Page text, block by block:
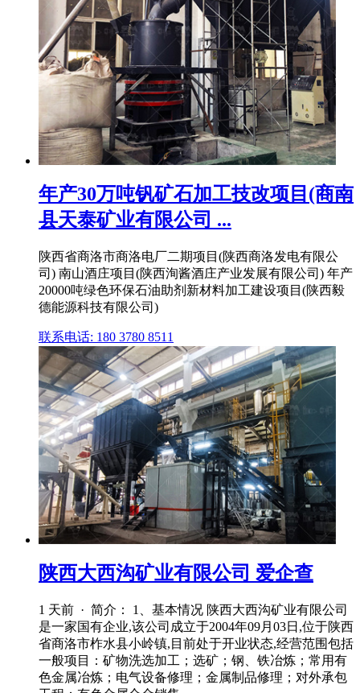
年产30万吨钒矿石加工技改项目(商南
县天泰矿业有限公司 ...
陕西省商洛市商洛电厂二期项目(陕西商洛发电有限公
司) 南山酒庄项目(陕西洵酱酒庄产业发展有限公司) 年产
20000吨绿色环保石油助剂新材料加工建设项目(陕西毅
德能源科技有限公司)
联系电话: 180 3780 8511
陕西大西沟矿业有限公司 爱企查
1 天前 · 简介： 1、基本情况 陕西大西沟矿业有限公司
是一家国有企业,该公司成立于2004年09月03日,位于陕西
省商洛市柞水县小岭镇,目前处于开业状态,经营范围包括
一般项目：矿物洗选加工；选矿；钢、铁冶炼；常用有
色金属冶炼；电气设备修理；金属制品修理；对外承包